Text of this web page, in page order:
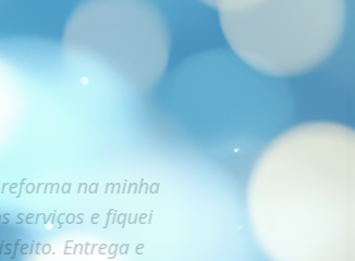
na minha
serviços e fiquei
Entrega e